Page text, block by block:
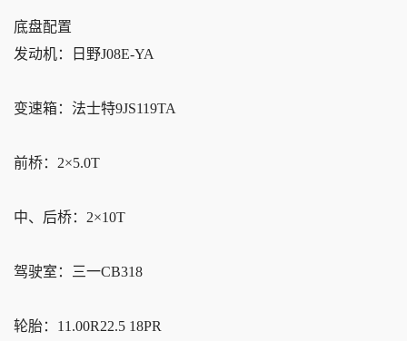
底盘配置
发动机：日野J08E-YA
变速箱：法士特9JS119TA
前桥：2×5.0T
中、后桥：2×10T
驾驶室：三一CB318
轮胎：11.00R22.5 18PR